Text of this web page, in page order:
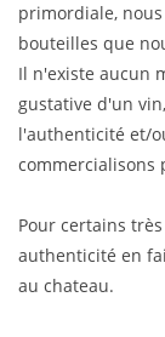
primordiale,
bouteilles que
Il n'existe aucun
gustative d'un
l'authenticité et/
commercialisons
Pour certains
authenticité en
au chateau.